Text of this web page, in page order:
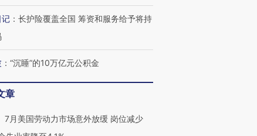
走私7万
视线｜被称为“蟑螂”的印
视线｜“入侵”还是“人道危
记 ： 长护险覆盖全国 筹资和服务给予将持
： “沉睡”的10万亿元公积金
章
7月美国劳动力市场意外放缓 岗位减少